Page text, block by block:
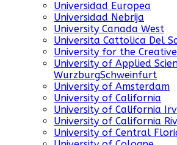
Universidad Europea
Universidad Nebrija
University Canada West
Universita Cattolica Del
University for the
University of Applied
WurzburgSchweinfurt
University of Amsterdam
University of California
University of California
University of California
University of Central